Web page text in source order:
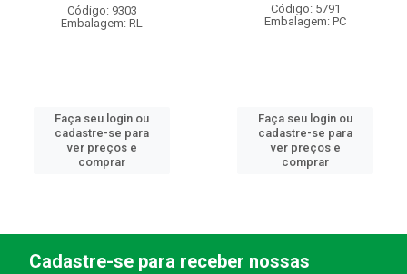
Código: 9303
Embalagem: RL
Faça seu login ou
cadastre-se para
ver preços e
comprar
Código: 5791
Embalagem: PC
Faça seu login ou
cadastre-se para
ver preços e
comprar
Cadastre-se para receber nossas